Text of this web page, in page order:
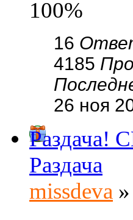
100%
16
4185
26 ноя
Раздача!
Раздача
missdeva